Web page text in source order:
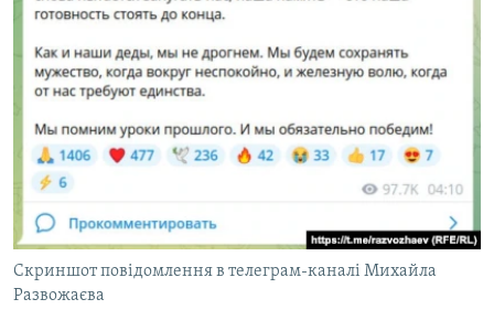
Скриншот повідомлення в телеграм-каналі Михайла
Развожаєва